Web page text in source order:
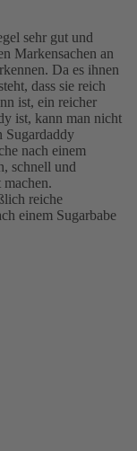
sehr gut und
Markensachen an
Da es ihnen
dass sie reich
ist, ein reicher
ist, kann man nicht
Sugardaddy
nach einem
schnell und
reiche
einem Sugarbabe